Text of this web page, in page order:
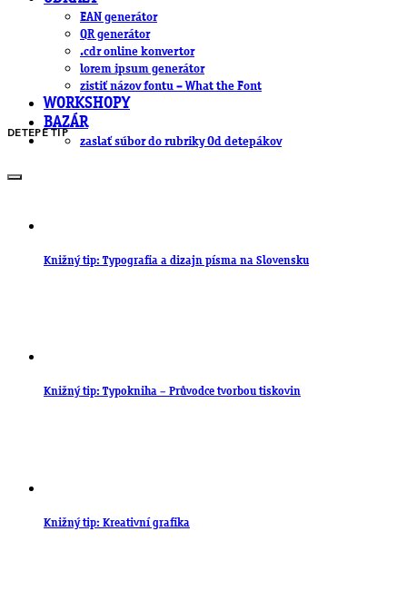
EAN generátor
QR generátor
.cdr online konvertor
lorem ipsum generátor
zistiť názov fontu – What the Font
WORKSHOPY
BAZÁR
zaslať súbor do rubriky Od detepákov
DETEPE TIP
Knižný tip: Typografia a dizajn písma na Slovensku
Knižný tip: Typokniha – Průvodce tvorbou tiskovin
Knižný tip: Kreativní grafika